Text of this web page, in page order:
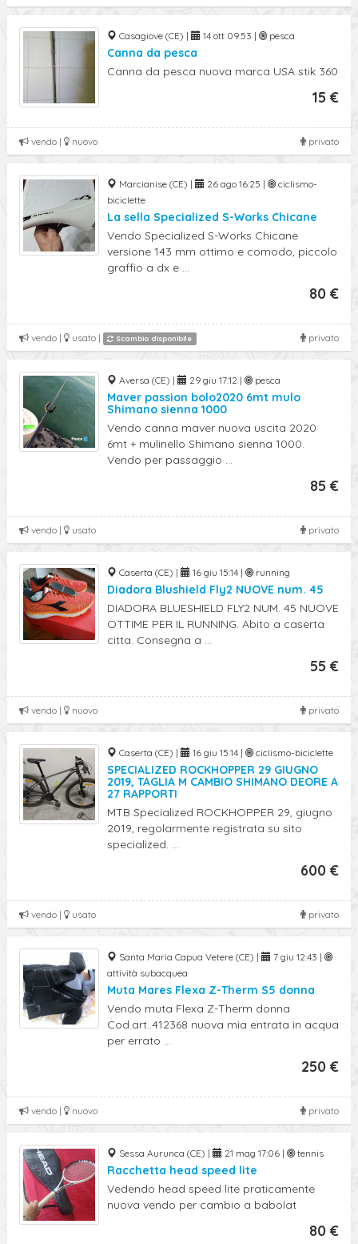
Casagiove (CE) | 14 ott 09:53 | pesca
Canna da pesca
Canna da pesca nuova marca USA stik 360
15 €
privato
vendo | nuovo
Marcianise (CE) | 26 ago 16:25 |
ciclismo-
biciclette
La sella Specialized S-Works Chicane
Vendo Specialized S-Works Chicane
versione 143 mm ottimo e comodo, piccolo
graffio a dx e ...
80 €
privato
vendo | usato | Scambio disponibile
Aversa (CE) | 29 giu 17:12 | pesca
Maver passion bolo2020 6mt mulo
Shimano sienna 1000
Vendo canna maver nuova uscita 2020
6mt + mulinello Shimano sienna 1000.
Vendo per passaggio ...
85 €
privato
vendo | usato
Caserta (CE) | 16 giu 15:14 | running
Diadora Blushield Fly2 NUOVE num. 45
DIADORA BLUESHIELD FLY2 NUM. 45 NUOVE
OTTIME PER IL RUNNING. Abito a caserta
citta. Consegna a ...
55 €
privato
vendo | nuovo
Caserta (CE) | 16 giu 15:14 | ciclismo-biciclette
SPECIALIZED ROCKHOPPER 29 GIUGNO
2019, TAGLIA M CAMBIO SHIMANO DEORE A
27 RAPPORTI
MTB Specialized ROCKHOPPER 29, giugno
2019, regolarmente registrata su sito
specialized. ...
600 €
privato
vendo | usato
Santa Maria Capua Vetere (CE) |
7 giu 12:43 |
attività subacquea
Muta Mares Flexa Z-Therm S5 donna
Vendo muta Flexa Z-Therm donna
Cod.art..412368 nuova mia entrata in acqua
per errato ...
250 €
privato
vendo | nuovo
Sessa Aurunca (CE) | 21 mag 17:06 | tennis
Racchetta head speed lite
Vedendo head speed lite praticamente
nuova vendo per cambio a babolat
80 €